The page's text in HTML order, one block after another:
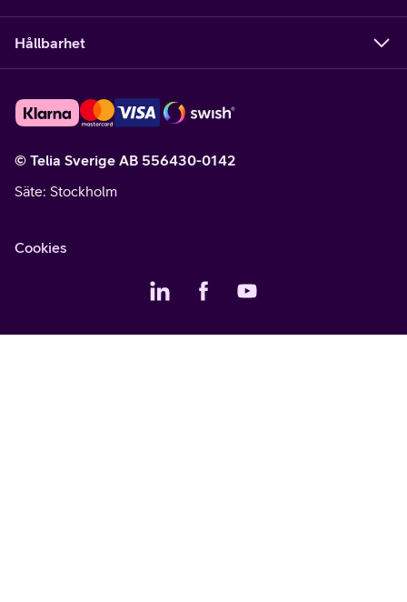
Hållbarhet
© Telia Sverige AB 556430-0142
Säte: Stockholm
Cookies